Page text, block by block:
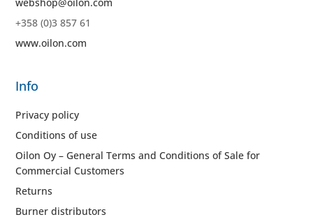
+358 (0)3 857 61
www.oilon.com
Info
Privacy policy
Conditions of use
Oilon Oy – General Terms and Conditions of Sale for
Commercial Customers
Returns
Burner distributors